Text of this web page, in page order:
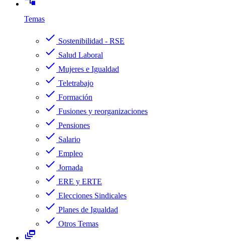
Temas
check Sostenibilidad - RSE
check Salud Laboral
check Mujeres e Igualdad
check Teletrabajo
check Formación
check Fusiones y reorganizaciones
check Pensiones
check Salario
check Empleo
check Jornada
check ERE y ERTE
check Elecciones Sindicales
check Planes de Igualdad
check Otros Temas
dynamic_feed